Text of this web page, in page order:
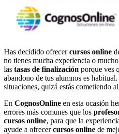
Has decidido ofrecercursos online
no tienes mucha experiencia o
las tasas de finalización porque ves
abandono de tus alumnos es habitual.
situaciones, quizá estás cometiendo
En CognosOnline en esta ocasión
errores más comunes que los
cursos online, para que la
ayude a ofrecercursos online de